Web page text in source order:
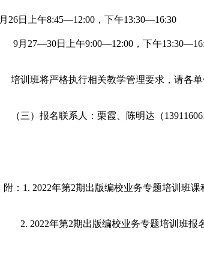
月 26日上午8:45—1 2:00 ， 下午13:30—16:30
9月 27—30日上午9:00—1 2:00 ， 下午13:30—16:
培训班将严格执行相关教学管理要求，请各
（三）报名联系人：栗霞、陈明达（1
附： 1. 2022年第2期出版编校业务专题培训班课
2. 2022年第2期出版编校业务专题培训班报